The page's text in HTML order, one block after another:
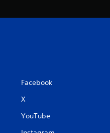
Facebook
X
YouTube